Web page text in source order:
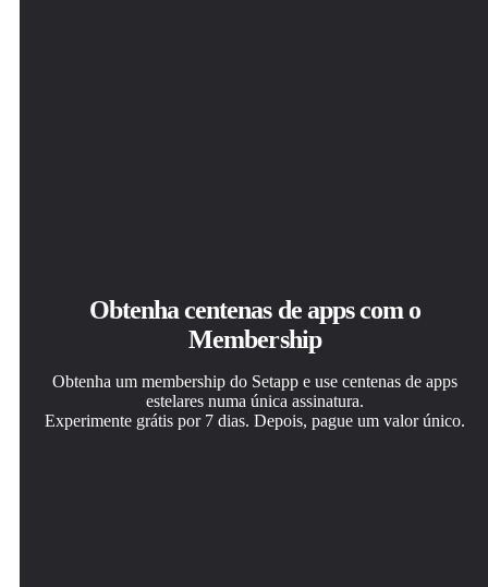
Obtenha centenas de apps com o
Membership
Obtenha um membership do Setapp e use centenas de apps
estelares numa única assinatura.
Experimente grátis por 7 dias. Depois, pague um valor único.